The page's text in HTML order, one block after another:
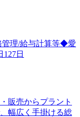
管理/給与計算等◆愛
日
販売からプラント
幅広く手掛ける総